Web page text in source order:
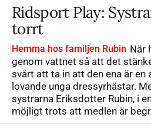
Ridsport Play:
torrt
Hemma hos familjen Rubin När
genom vattnet så att det
svårt att ta in att den ena är en
lovande unga dressyrhästar.
systrarna Eriksdotter Rubin, i
möjligt trots att medlen är